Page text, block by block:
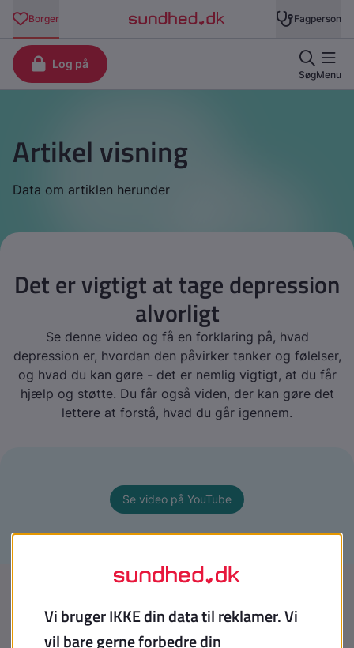
Artikel visning
Data om artiklen herunder
Det er vigtigt at tage depression
alvorligt
Se denne video og få en forklaring på, hvad
depression er, hvordan den påvirker tanker og følelser,
og hvad du kan gøre - det er nemlig vigtigt, at du får
hjælp og støtte. Du får også viden, der kan gøre det
lettere at forstå, hvad du går igennem.
Se video på YouTube